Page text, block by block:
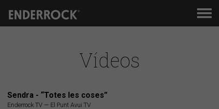
Vídeos
Sendra - “Totes les coses”
Enderrock TV — El Punt Avui TV